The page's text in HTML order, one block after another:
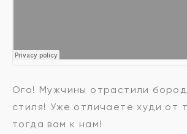
Ого! Мужчины отрастили
стиля! Уже отличаете худи от
тогда вам к нам!